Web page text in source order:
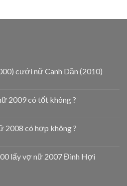
cưới nữ Canh Dần (2010)
2009 có tốt không ?
2008 có hợp không ?
lấy vợ nữ 2007 Đinh Hợi